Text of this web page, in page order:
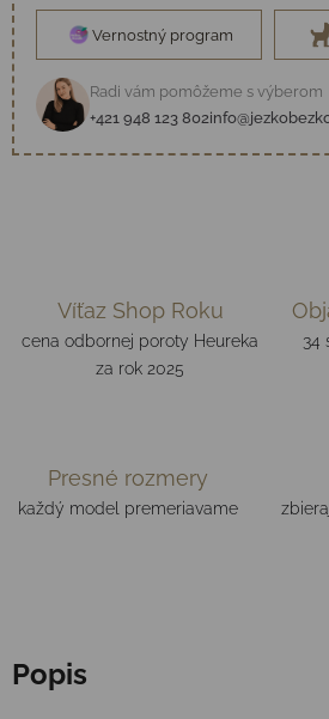
Vernostný program
Radi vám pomôžeme s výberom
+421 948 123 802
Víťaz Shop Roku
cena odbornej poroty Heureka
za rok 2025
34
Presné rozmery
každý model premeriavame
Popis